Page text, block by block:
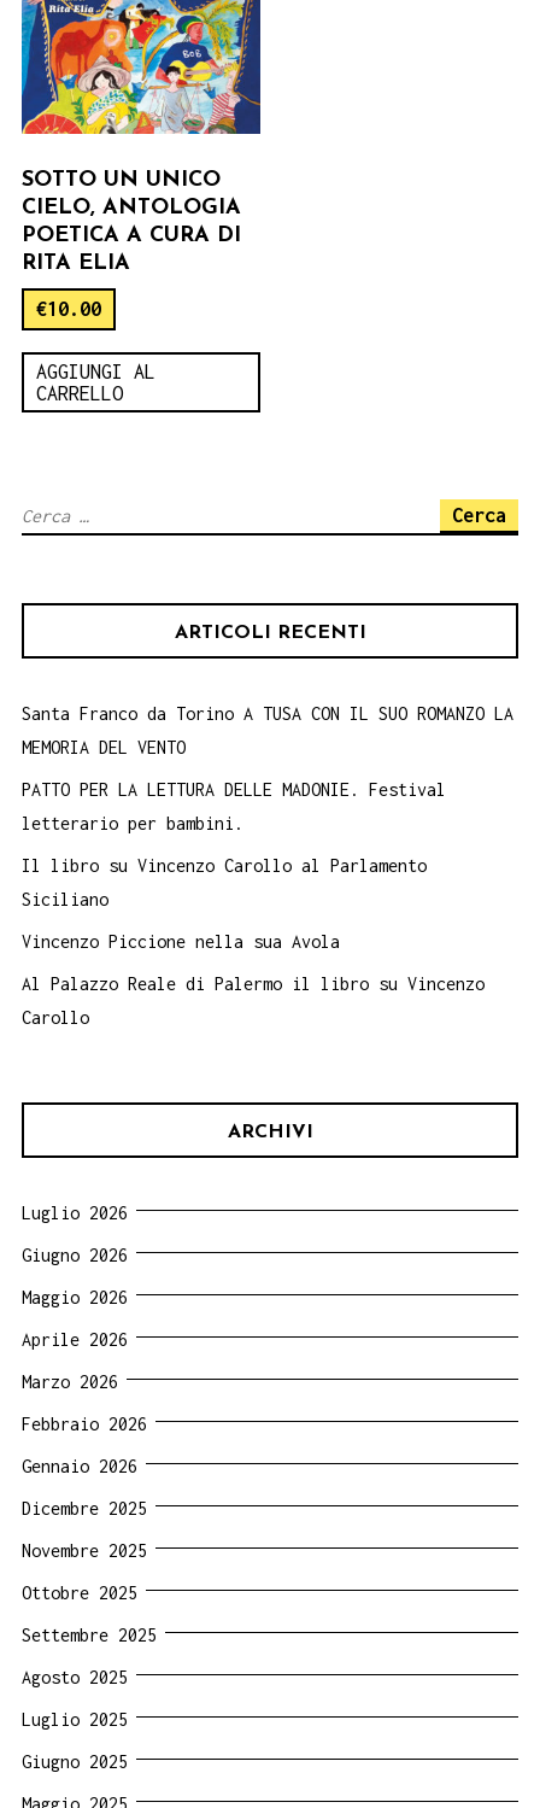
SOTTO UN UNICO
CIELO, ANTOLOGIA
POETICA A CURA DI
RITA ELIA
€10.00
AGGIUNGI AL
CARRELLO
Ricerca
ARTICOLI RECENTI
Santa Franco da Torino A TUSA CON IL SUO ROMANZO LA
MEMORIA DEL VENTO
PATTO PER LA LETTURA DELLE MADONIE. Festival
letterario per bambini.
Il libro su Vincenzo Carollo al Parlamento
Siciliano
Vincenzo Piccione nella sua Avola
Al Palazzo Reale di Palermo il libro su Vincenzo
Carollo
ARCHIVI
Luglio 2026
Giugno 2026
Maggio 2026
Aprile 2026
Marzo 2026
Febbraio 2026
Gennaio 2026
Dicembre 2025
Novembre 2025
Ottobre 2025
Settembre 2025
Agosto 2025
Luglio 2025
Giugno 2025
Maggio 2025